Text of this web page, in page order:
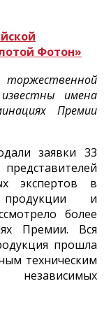
Фотон»
торжественной
имена
Премии
заявки 33
экспертов в
продукции и
более
Премии. Вся
прошла
техническим